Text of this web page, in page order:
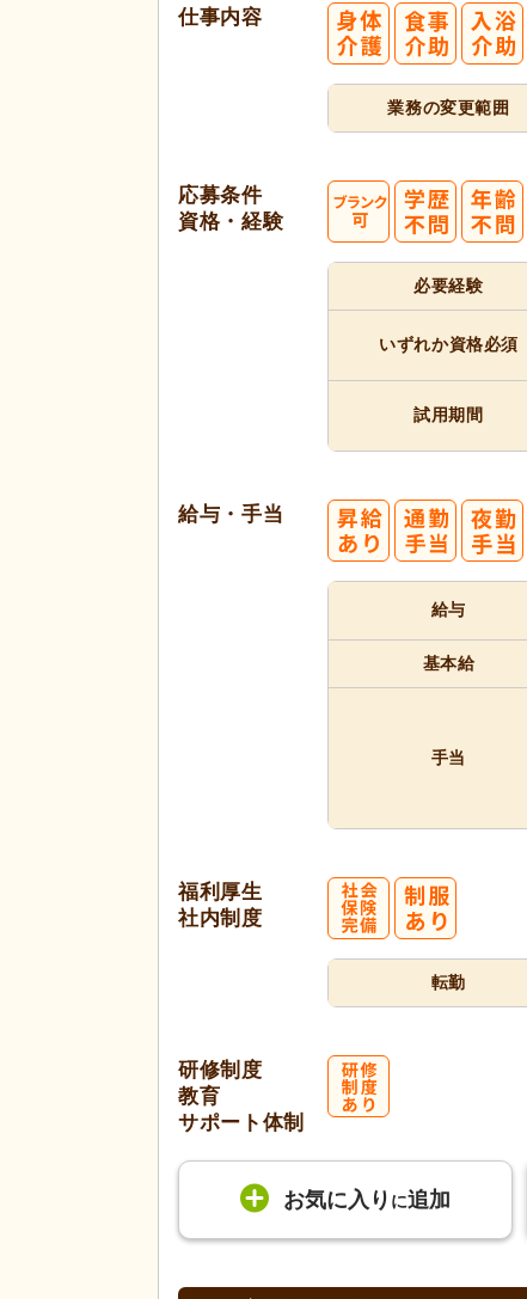
仕事内容
業務の変更範囲
応募条件
資格・経験
必要経験
いずれか資格必須
試用期間
給与・手当
給与
基本給
手当
福利厚生
社内制度
転勤
研修制度
教育
サポート体制
お気に入り に追加